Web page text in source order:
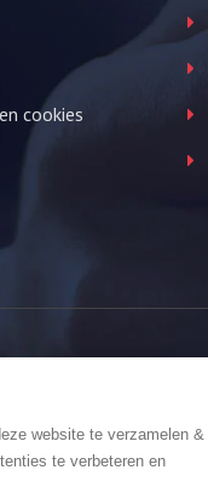
cookies
website te verzamelen &
te verbeteren en